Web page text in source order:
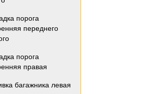
порога
переднего
порога
правая
багажника левая